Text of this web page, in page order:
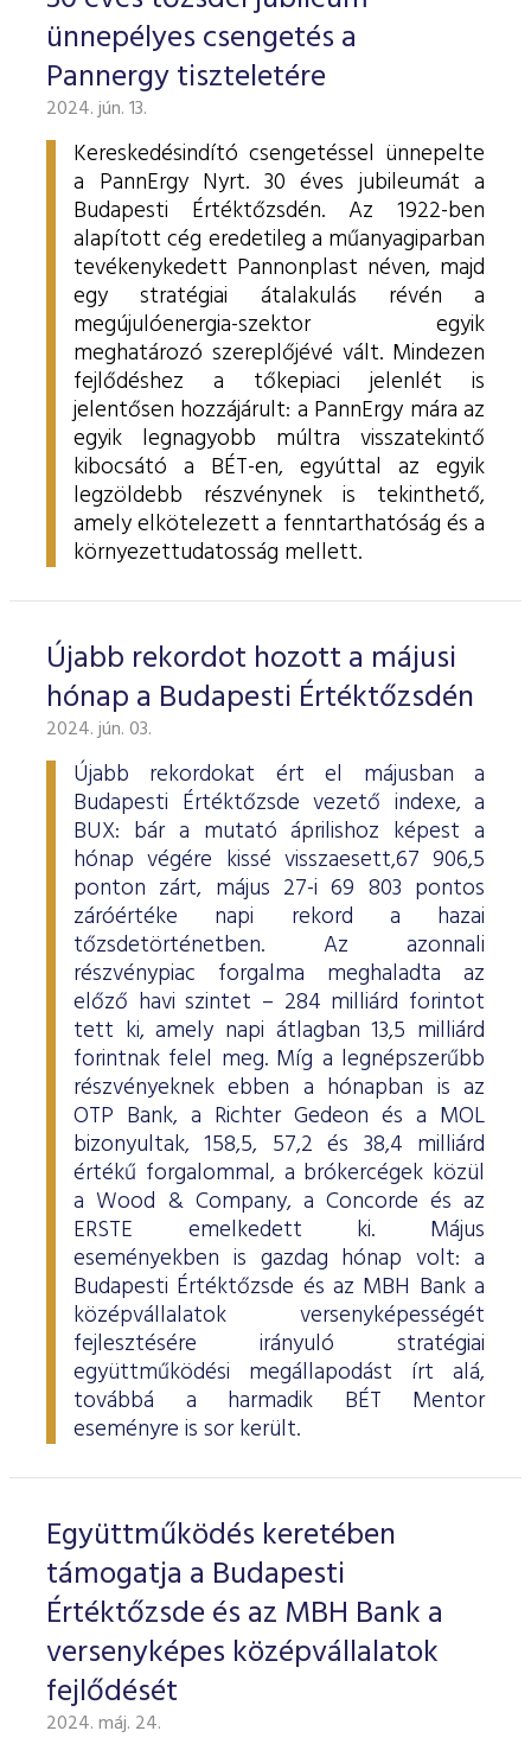
ESG Útmutató
ünnepélyes csengetés a
Pannergy tiszteletére
2024. jún. 13.
Kereskedésindító csengetéssel ünnepelte
a PannErgy Nyrt. 30 éves jubileumát a
Budapesti Értéktőzsdén. Az 1922-ben
alapított cég eredetileg a műanyagiparban
tevékenykedett Pannonplast néven, majd
egy stratégiai átalakulás révén a
megújulóenergia-szektor egyik
meghatározó szereplőjévé vált. Mindezen
fejlődéshez a tőkepiaci jelenlét is
jelentősen hozzájárult: a PannErgy mára az
egyik legnagyobb múltra visszatekintő
kibocsátó a BÉT-en, egyúttal az egyik
legzöldebb részvénynek is tekinthető,
amely elkötelezett a fenntarthatóság és a
környezettudatosság mellett.
Újabb rekordot hozott a májusi
hónap a Budapesti Értéktőzsdén
2024. jún. 03.
Újabb rekordokat ért el májusban a
Budapesti Értéktőzsde vezető indexe, a
BUX: bár a mutató áprilishoz képest a
hónap végére kissé visszaesett,67 906,5
ponton zárt, május 27-i 69 803 pontos
záróértéke napi rekord a hazai
tőzsdetörténetben. Az azonnali
részvénypiac forgalma meghaladta az
előző havi szintet – 284 milliárd forintot
tett ki, amely napi átlagban 13,5 milliárd
forintnak felel meg. Míg a legnépszerűbb
részvényeknek ebben a hónapban is az
OTP Bank, a Richter Gedeon és a MOL
bizonyultak, 158,5, 57,2 és 38,4 milliárd
értékű forgalommal, a brókercégek közül
a Wood & Company, a Concorde és az
ERSTE emelkedett ki. Május
eseményekben is gazdag hónap volt: a
Budapesti Értéktőzsde és az MBH Bank a
középvállalatok versenyképességét
fejlesztésére irányuló stratégiai
együttműködési megállapodást írt alá,
továbbá a harmadik BÉT Mentor
eseményre is sor került.
Együttműködés keretében
támogatja a Budapesti
Értéktőzsde és az MBH Bank a
versenyképes középvállalatok
fejlődését
2024. máj. 24.